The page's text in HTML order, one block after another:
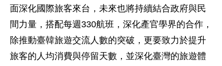
面深化國際旅客來台，未來也將持續結合政府與民
間力量，搭配每週330航班，深化產官學界的合作，
除推動臺韓旅遊交流人數的突破，更要致力於提升
旅客的人均消費與停留天數，並深化臺灣的旅遊體